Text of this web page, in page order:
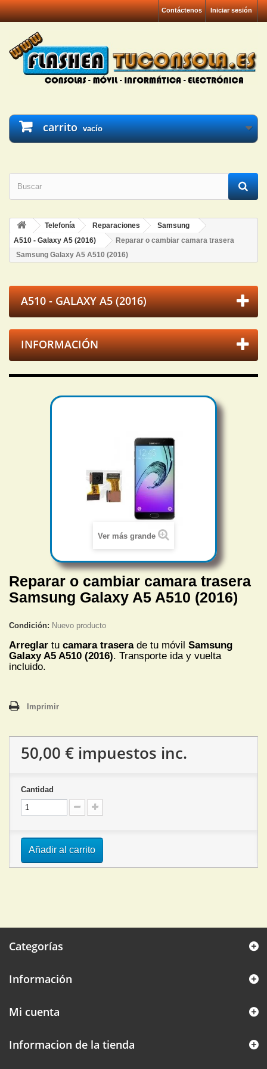
Iniciar sesión
Contáctenos
carrito vacío
Telefonía Reparaciones
Samsung
A510 - Galaxy A5 (2016)
Reparar o cambiar camara trasera
Samsung Galaxy A5 A510 (2016)
A510 - GALAXY A5 (2016)
INFORMACIÓN
Ver más grande
Reparar o cambiar camara trasera
Samsung Galaxy A5 A510 (2016)
Condición: Nuevo producto
Arreglar tu camara trasera de tu móvil Samsung
Galaxy A5 A510 (2016). Transporte ida y vuelta
incluido.
Imprimir
50,00 € impuestos inc.
Cantidad
Añadir al carrito
Categorías
Información
Mi cuenta
Informacion de la tienda